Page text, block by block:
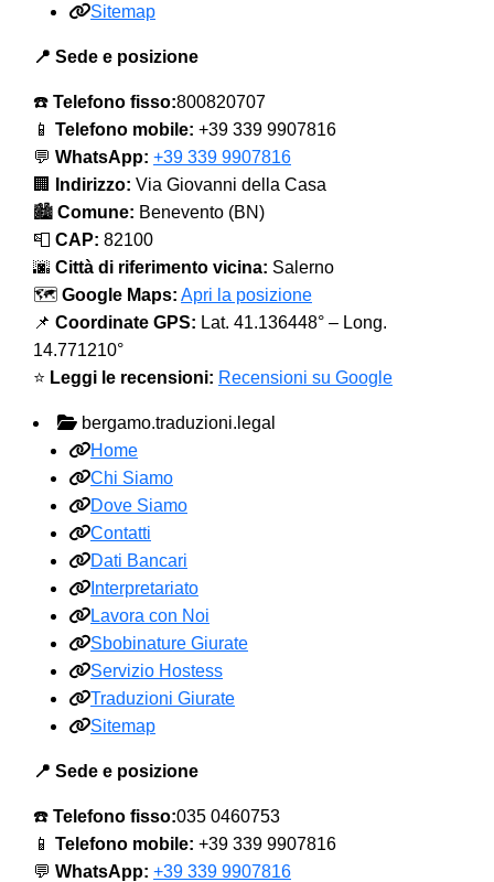
Sitemap
📍 Sede e posizione
☎️ Telefono fisso:800820707
📱 Telefono mobile: +39 339 9907816
💬 WhatsApp: +39 339 9907816
🏢
Indirizzo: Via Giovanni della Casa
🏙️ Comune: Benevento (BN)
📮 CAP: 82100
🌆 Città di riferimento vicina: Salerno
🗺️ Google Maps: Apri la posizione
📌 Coordinate GPS: Lat. 41.136448° – Long.
14.771210°
⭐ Leggi le recensioni: Recensioni su Google
bergamo.traduzioni.legal
Home
Chi Siamo
Dove Siamo
Contatti
Dati Bancari
Interpretariato
Lavora con Noi
Sbobinature Giurate
Servizio Hostess
Traduzioni Giurate
Sitemap
📍 Sede e posizione
☎️ Telefono fisso:035 0460753
📱 Telefono mobile: +39 339 9907816
💬 WhatsApp: +39 339 9907816